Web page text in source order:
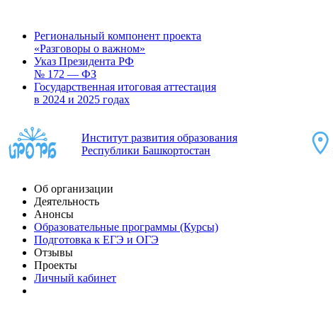
Региональный компонент проекта
«Разговоры о важном»
Указ Президента РФ
№ 172 — ФЗ
Государственная итоговая аттестация
в 2024 и 2025 годах
Институт развития образования
Республики Башкортостан
Об организации
Деятельность
Анонсы
Образовательные программы (Курсы)
Подготовка к ЕГЭ и ОГЭ
Отзывы
Проекты
Личный кабинет